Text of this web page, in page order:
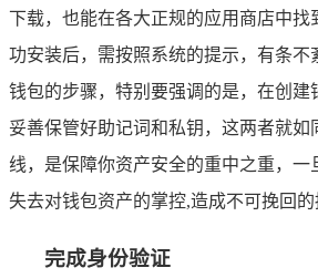
下载，也能在各大正规的应用商店中找
功安装后，需按照系统的提示，有条不
钱包的步骤，特别要强调的是，在创建
妥善保管好助记词和私钥，这两者就如
线，是保障你资产安全的重中之重，一
失去对钱包资产的掌控,造成不可挽回的
完成身份验证